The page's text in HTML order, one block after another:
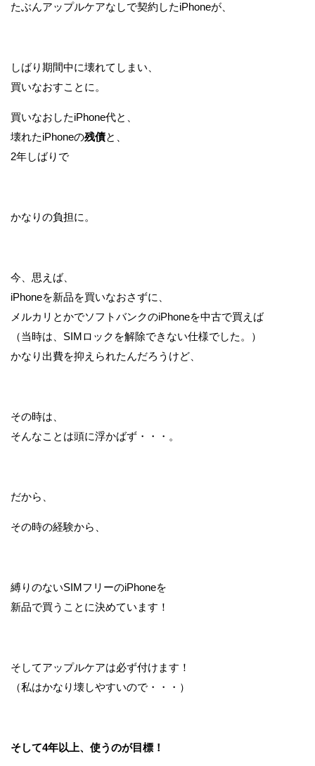
たぶんアップルケアなしで契約したiPhoneが、
しばり期間中に壊れてしまい、
買いなおすことに。
買いなおしたiPhone代と、
壊れたiPhoneの残債と、
2年しばりで
かなりの負担に。
今、思えば、
iPhoneを新品を買いなおさずに、
メルカリとかでソフトバンクのiPhoneを中古で買えば
（当時は、SIMロックを解除できない仕様でした。）
かなり出費を抑えられたんだろうけど、
その時は、
そんなことは頭に浮かばず・・・。
だから、
その時の経験から、
縛りのないSIMフリーのiPhoneを
新品で買うことに決めています！
そしてアップルケアは必ず付けます！
（私はかなり壊しやすいので・・・）
そして4年以上、使うのが目標！